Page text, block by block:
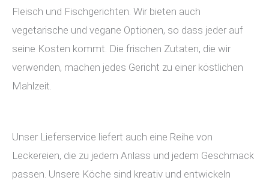
Fleisch und Fischgerichten. Wir bieten auch
vegetarische und vegane Optionen, so dass jeder auf
seine Kosten kommt. Die frischen Zutaten, die wir
verwenden, machen jedes Gericht zu einer köstlichen
Mahlzeit.
Unser Lieferservice liefert auch eine Reihe von
Leckereien, die zu jedem Anlass und jedem Geschmack
passen. Unsere Köche sind kreativ und entwickeln